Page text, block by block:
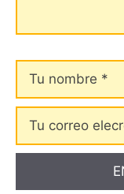
nombre
Tu
correo
elecrónico